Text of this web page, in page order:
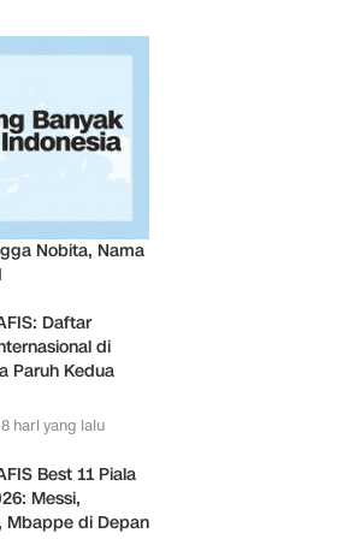
Nobita, Nama
Daftar
di
Paruh Kedua
8 hari yang lalu
Best 11 Piala
Messi,
Mbappe di Depan